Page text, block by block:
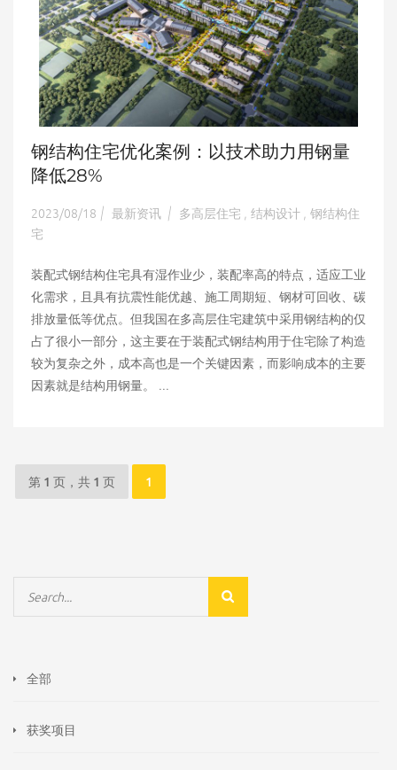
钢结构住宅优化案例：以技术助力用钢量
降低28%
2023/08/18 | 最新资讯 | 多高层住宅 结构设计 钢结构住
宅
装配式钢结构住宅具有湿作业少，装配率高的特点，适应工业
化需求，且具有抗震性能优越、施工周期短、钢材可回收、碳
排放量低等优点。但我国在多高层住宅建筑中采用钢结构的仅
占了很小一部分，这主要在于装配式钢结构用于住宅除了构造
较为复杂之外，成本高也是一个关键因素，而影响成本的主要
因素就是结构用钢量。 ...
第 1 页，共 1 页 1
全部
获奖项目